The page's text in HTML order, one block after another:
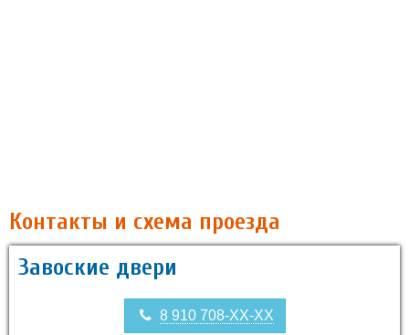
Контакты и схема проезда
Завоские двери
8 910 708-XX-XX